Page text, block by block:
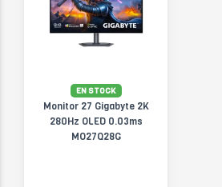
EN STOCK
Monitor 27 Gigabyte 2K
280Hz OLED 0.03ms
MO27Q28G